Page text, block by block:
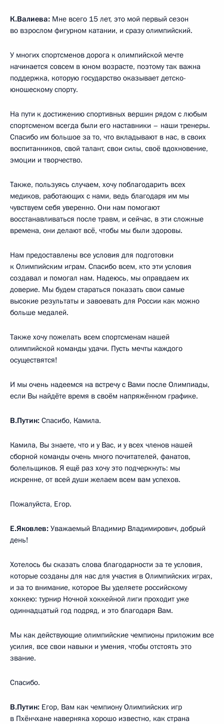
К.Валиева: Мне всего 15 лет, это мой первый сезон
во взрослом фигурном катании, и сразу олимпийский.
У многих спортсменов дорога к олимпийской мечте
начинается совсем в юном возрасте, поэтому так важна
поддержка, которую государство оказывает детско-
юношескому спорту.
На пути к достижению спортивных вершин рядом с любым
спортсменом всегда были его наставники – наши тренеры.
Спасибо им большое за то, что вкладывают в нас, в своих
воспитанников, свой талант, свои силы, своё вдохновение,
эмоции и творчество.
Также, пользуясь случаем, хочу поблагодарить всех
медиков, работающих с нами, ведь благодаря им мы
чувствуем себя уверенно. Они нам помогают
восстанавливаться после травм, и сейчас, в эти сложные
времена, они делают всё, чтобы мы были здоровы.
Нам предоставлены все условия для подготовки
к Олимпийским играм. Спасибо всем, кто эти условия
создавал и помогал нам. Надеюсь, мы оправдаем их
доверие. Мы будем стараться показать свои самые
высокие результаты и завоевать для России как можно
больше медалей.
Также хочу пожелать всем спортсменам нашей
олимпийской команды удачи. Пусть мечты каждого
осуществятся!
И мы очень надеемся на встречу с Вами после Олимпиады,
если Вы найдёте время в своём напряжённом графике.
В.Путин: Спасибо, Камила.
Камила, Вы знаете, что и у Вас, и у всех членов нашей
сборной команды очень много почитателей, фанатов,
болельщиков. Я ещё раз хочу это подчеркнуть: мы
искренне, от всей души желаем всем вам успехов.
Пожалуйста, Егор.
Е.Яковлев: Уважаемый Владимир Владимирович, добрый
день!
Хотелось бы сказать слова благодарности за те условия,
которые созданы для нас для участия в Олимпийских играх,
и за то внимание, которое Вы уделяете российскому
хоккею: турнир Ночной хоккейной лиги проходит уже
одиннадцатый год подряд, и это благодаря Вам.
Мы как действующие олимпийские чемпионы приложим все
усилия, все свои навыки и умения, чтобы отстоять это
звание.
Спасибо.
В.Путин: Егор, Вам как чемпиону Олимпийских игр
в Пхёнчхане наверняка хорошо известно, как страна